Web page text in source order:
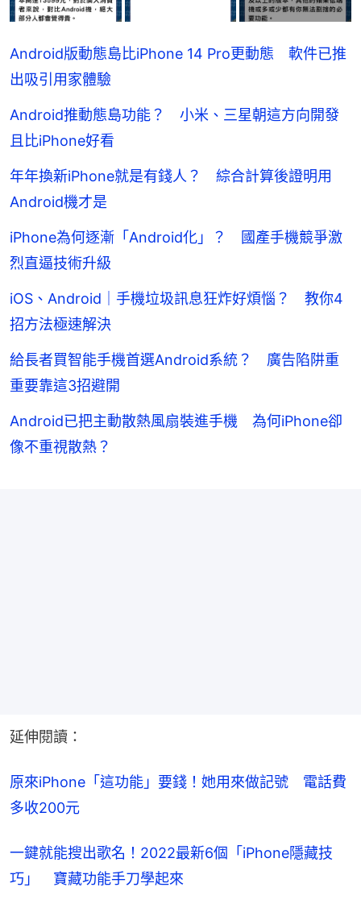
Android版動態島比iPhone 14 Pro更動態 軟件已推
出吸引用家體驗
Android推動態島功能？ 小米、三星朝這方向開發
且比iPhone好看
年年換新iPhone就是有錢人？ 綜合計算後證明用
Android機才是
iPhone為何逐漸「Android化」？ 國產手機競爭激
烈直逼技術升級
iOS、Android｜手機垃圾訊息狂炸好煩惱？ 教你4
招方法極速解決
給長者買智能手機首選Android系統？ 廣告陷阱重
重要靠這3招避開
Android已把主動散熱風扇裝進手機 為何iPhone卻
像不重視散熱？
延伸閱讀：
原來iPhone「這功能」要錢！她用來做記號　電話費
多收200元
一鍵就能搜出歌名！2022最新6個「iPhone隱藏技
巧」　寶藏功能手刀學起來